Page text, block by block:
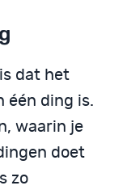
dat het
één ding is.
waarin je
doet
zo